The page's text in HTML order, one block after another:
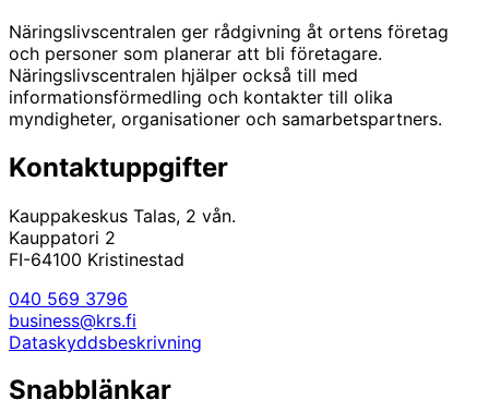
Näringslivscentralen ger rådgivning åt ortens företag
och personer som planerar att bli företagare.
Näringslivscentralen hjälper också till med
informationsförmedling och kontakter till olika
myndigheter, organisationer och samarbetspartners.
Kontaktuppgifter
Kauppakeskus Talas, 2 vån.
Kauppatori 2
FI-64100 Kristinestad
040 569 3796
business@krs.fi
Dataskyddsbeskrivning
Snabblänkar